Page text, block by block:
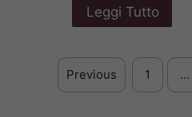
Leggi Tutto
Previous 1 …